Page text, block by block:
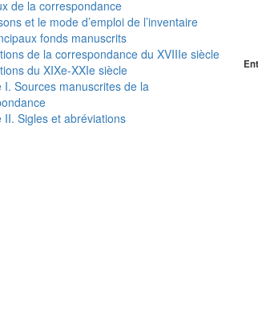
de la correspondance
et le mode d’emploi de l’inventaire
fonds manuscrits
de la correspondance du XVIIIe siècle
du XIXe-XXIe siècle
I. Sources manuscrites de la
II. Sigles et abréviations